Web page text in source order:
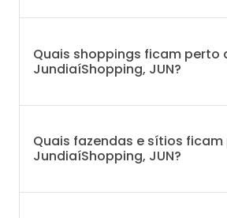
Quais shoppings ficam perto
JundiaíShopping, JUN?
Quais fazendas e sítios
JundiaíShopping, JUN?